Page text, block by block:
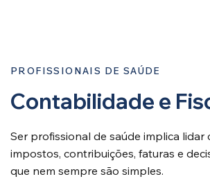
PROFISSIONAIS DE SAÚDE
Contabilidade e
Ser profissional de saúde implica lidar
impostos, contribuições, faturas e
que nem sempre são simples.